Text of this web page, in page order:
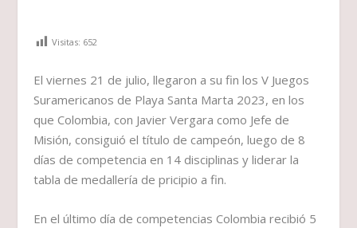
Visitas: 652
El viernes 21 de julio, llegaron a su fin los V Juegos
Suramericanos de Playa Santa Marta 2023, en los
que Colombia, con Javier Vergara como Jefe de
Misión, consiguió el título de campeón, luego de 8
días de competencia en 14 disciplinas y liderar la
tabla de medallería de pricipio a fin.
En el último día de competencias Colombia recibió 5